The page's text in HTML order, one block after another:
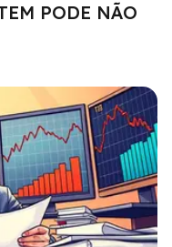
PODE NÃO